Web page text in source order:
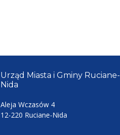
Urząd Miasta i Gminy Ruciane-
Nida
Aleja Wczasów 4
12-220 Ruciane-Nida